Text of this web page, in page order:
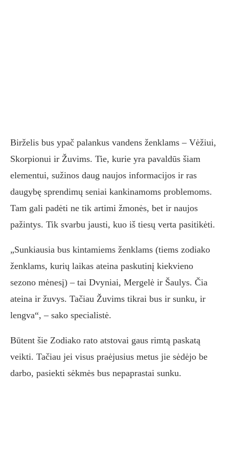
Birželis bus ypač palankus vandens ženklams – Vėžiui,
Skorpionui ir Žuvims. Tie, kurie yra pavaldūs šiam
elementui, sužinos daug naujos informacijos ir ras
daugybę sprendimų seniai kankinamoms problemoms.
Tam gali padėti ne tik artimi žmonės, bet ir naujos
pažintys. Tik svarbu jausti, kuo iš tiesų verta pasitikėti.
„Sunkiausia bus kintamiems ženklams (tiems zodiako
ženklams, kurių laikas ateina paskutinį kiekvieno
sezono mėnesį) – tai Dvyniai, Mergelė ir Šaulys. Čia
ateina ir žuvys. Tačiau Žuvims tikrai bus ir sunku, ir
lengva“, – sako specialistė.
Būtent šie Zodiako rato atstovai gaus rimtą paskatą
veikti. Tačiau jei visus praėjusius metus jie sėdėjo be
darbo, pasiekti sėkmės bus nepaprastai sunku.